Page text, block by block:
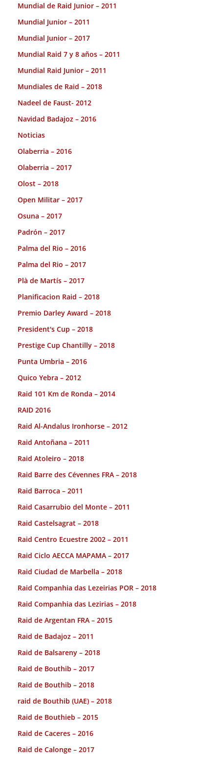
Mundial de Raid Junior – 2011
Mundial Junior – 2011
Mundial Junior – 2017
Mundial Raid 7 y 8 años – 2011
Mundial Raid Junior – 2011
Mundiales de Raid – 2018
Nadeel de Faust- 2012
Navidad Badajoz – 2016
Noticias
Olaberria – 2016
Olaberria – 2017
Olost – 2018
Open Militar – 2017
Osuna – 2017
Padrón – 2017
Palma del Rio – 2016
Palma del Rio – 2017
Plà de Martís – 2017
Planificacion Raid – 2018
Premio Darley Award – 2018
President's Cup – 2018
Prestige Cup Chantilly – 2018
Punta Umbria – 2016
Quico Yebra – 2012
Raid 101 Km de Ronda – 2014
RAID 2016
Raid Al-Andalus Ironhorse – 2012
Raid Antoñana – 2011
Raid Atoleiro – 2018
Raid Barre des Cévennes FRA – 2018
Raid Barroca – 2011
Raid Casarrubio del Monte – 2011
Raid Castelsagrat – 2018
Raid Centro Ecuestre 2002 – 2011
Raid Ciclo AECCA MAPAMA – 2017
Raid Ciudad de Marbella – 2018
Raid Companhia das Lezeirias POR – 2018
Raid Companhia das Lezirias – 2018
Raid de Argentan FRA – 2015
Raid de Badajoz – 2011
Raid de Balsareny – 2018
Raid de Bouthib – 2017
Raid de Bouthib – 2018
raid de Bouthib (UAE) – 2018
Raid de Bouthieb – 2015
Raid de Caceres – 2016
Raid de Calonge – 2017